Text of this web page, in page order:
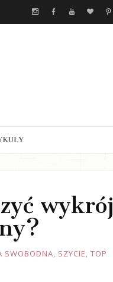
wykrój
SWOBODNA, SZYCIE, TOP